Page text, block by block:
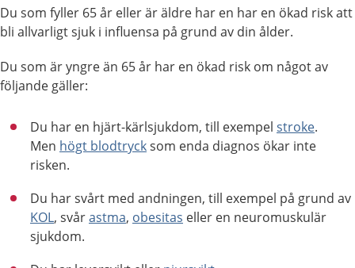
Du som fyller 65 år eller är äldre har en har en ökad risk att
bli allvarligt sjuk i influensa på grund av din ålder.
Du som är yngre än 65 år har en ökad risk om något av
följande gäller:
Du har en hjärt-kärlsjukdom, till exempel stroke.
Men högt blodtrycksom enda diagnos ökar inte
risken.
Du har svårt med andningen, till exempel på grund av
KOL, svårastma, obesitas eller en neuromuskulär
sjukdom.